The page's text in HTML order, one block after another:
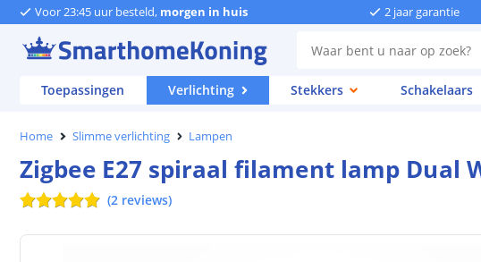
Voor 23:45 uur besteld, morgen in huis 2 jaar garantie
Toepassingen Verlichting Stekkers Schakelaars
Home Slimme verlichting Lampen
Zigbee E27 spiraal filament lamp Dual
(2 reviews)